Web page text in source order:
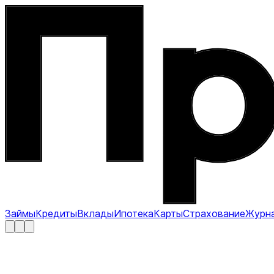
ЗаймыКредитыВкладыИпотекаКартыСтрахование